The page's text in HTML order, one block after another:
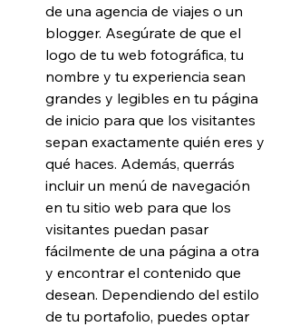
de una agencia de viajes o un
blogger. Asegúrate de que el
logo de tu web fotográfica, tu
nombre y tu experiencia sean
grandes y legibles en tu página
de inicio para que los visitantes
sepan exactamente quién eres y
qué haces. Además, querrás
incluir un menú de navegación
en tu sitio web para que los
visitantes puedan pasar
fácilmente de una página a otra
y encontrar el contenido que
desean. Dependiendo del estilo
de tu portafolio, puedes optar